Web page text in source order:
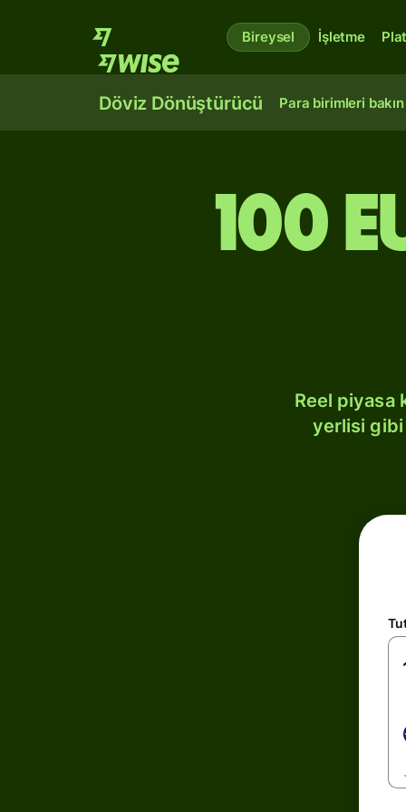
Bireysel İşletme
Döviz Dönüştürücü Para birimleri bakın
100
Reel piyasa
yerlisi gibi